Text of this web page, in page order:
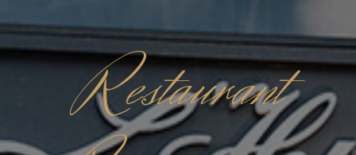
Restaurant